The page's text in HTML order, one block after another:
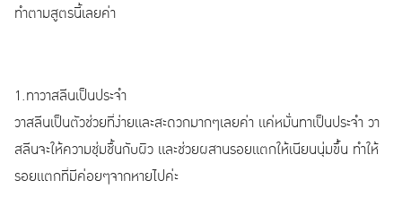
ทำตามสูตรนี้เลยค่า
1.ทาวาสลีนเป็นประจำ
วาสลีนเป็นตัวช่วยที่ง่ายและสะดวกมากๆเลยค่า แค่หมั่นทาเป็นประจำ วา
สลีนจะให้ความชุ่มชื้นกับผิว และช่วยผสานรอยแตกให้เนียนนุ่มขึ้น ทำให้
รอยแตกที่มีค่อยๆจากหายไปค่ะ